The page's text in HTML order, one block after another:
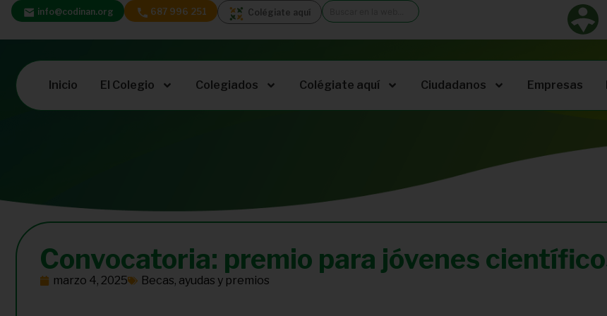
info@codinan.org 687 996 251 Colégiate aquí
Inicio El Colegio Colegiados Colégiate aquí Ciudadanos Empresas
Convocatoria: premio para jóvenes
marzo 4, 2025 Becas, ayudas y premios